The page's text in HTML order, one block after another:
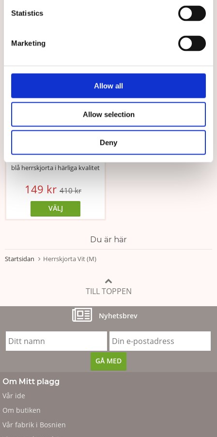
Statistics
Marketing
Allow all
Allow selection
Deny
blå herrskjorta i härliga kvalitet
149 kr 410 kr
VÄLJ
Du är här
Startsidan Herrskjorta Vit (M)
TILL TOPPEN
Nyhetsbrev
Om Mitt plagg
Vår ide
Om butiken
Vår fabrik i Bosnien